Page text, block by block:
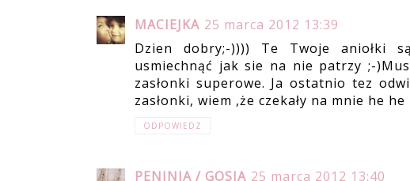
MACIEJKA 25 marca 2012 13:39
Dzien dobry;-)))) Te Twoje aniołki
usmiechnąć jak sie na nie patrzy ;-
zasłonki superowe. Ja ostatnio tez
zasłonki, wiem ,że czekały na mnie he he
ODPOWIEDZ
PENINIA / GOSIA 25 marca 2012 13:40